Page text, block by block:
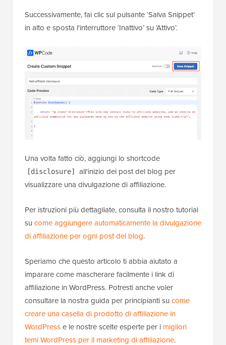
Successivamente, fai clic sul pulsante ‘Salva Snippet’
in alto e sposta l'interruttore ‘Inattivo’ su ‘Attivo’.
Una volta fatto ciò, aggiungi lo shortcode
[disclosure]
all'inizio dei post del blog per
visualizzare una divulgazione di affiliazione.
Per istruzioni più dettagliate, consulta il nostro tutorial
su come aggiungere automaticamente la divulgazione
di affiliazione per ogni post del blog.
Speriamo che questo articolo ti abbia aiutato a
imparare come mascherare facilmente i link di
affiliazione in WordPress. Potresti anche voler
consultare la nostra guida per principianti su come
creare una casella di prodotto di affiliazione in
WordPresse le nostre scelte esperte per i migliori
temi WordPress per il marketing di affiliazione.